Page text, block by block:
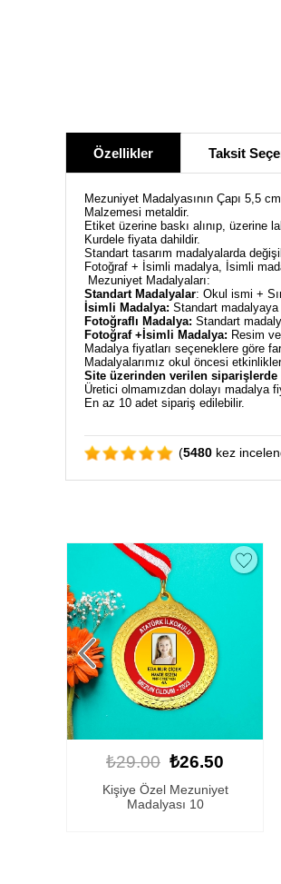
Özellikler Taksit
Mezuniyet Madalyasının Çapı 5,5
Malzemesi metaldir.
Etiket üzerine baskı alınıp, üzerine
Kurdele fiyata dahildir.
Standart tasarım madalyalarda
Fotoğraf + İsimli madalya, İsimli
Mezuniyet Madalyaları:
Standart Madalyalar: Okul ismi +
İsimli Madalya: Standart madalyaya
Fotoğraflı Madalya: Standart
Fotoğraf +İsimli Madalya: Resim
Madalya fiyatları seçeneklere göre
Madalyalarımız okul öncesi
Site üzerinden verilen siparişlerde
Üretici olmamızdan dolayı madalya
En az 10 adet sipariş edilebilir.
(5480 kez
₺29.00 ₺26.50
Mezuniyet Madalyası 9